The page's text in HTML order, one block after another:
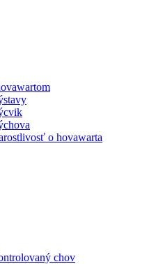
o hovawarta
chov